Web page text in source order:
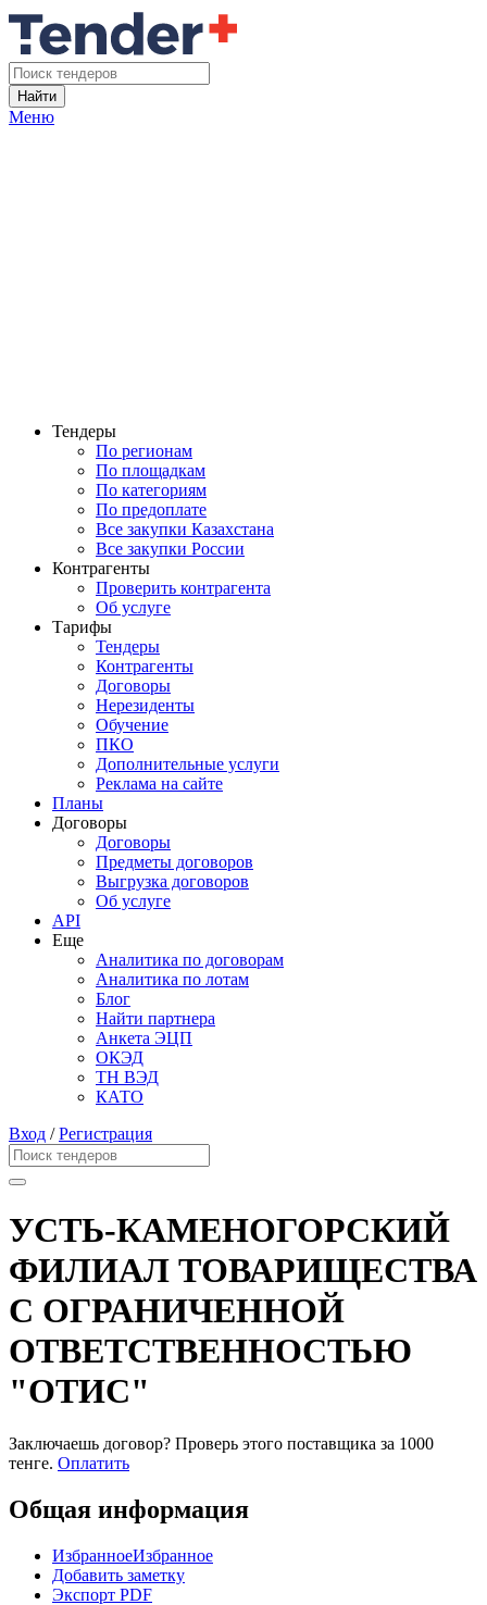
Найти
Меню
Тендеры
По регионам
По площадкам
По категориям
По предоплате
Все закупки Казахстана
Все закупки России
Контрагенты
Проверить контрагента
Об услуге
Тарифы
Тендеры
Контрагенты
Договоры
Нерезиденты
Обучение
ПКО
Дополнительные услуги
Реклама на сайте
Планы
Договоры
Договоры
Предметы договоров
Выгрузка договоров
Об услуге
API
Еще
Аналитика по договорам
Аналитика по лотам
Блог
Найти партнера
Анкета ЭЦП
ОКЭД
ТН ВЭД
КАТО
Вход /Регистрация
УСТЬ-КАМЕНОГОРСКИЙ
ФИЛИАЛ ТОВАРИЩЕСТВА
С ОГРАНИЧЕННОЙ
ОТВЕТСТВЕННОСТЬЮ
"ОТИС"
Заключаешь договор? Проверь этого поставщика за 1000
тенге. Оплатить
Общая информация
ИзбранноеИзбранное
Добавить заметку
Экспорт PDF